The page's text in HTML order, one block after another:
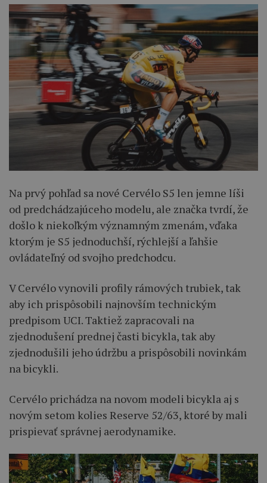
Na prvý pohľad sa nové Cervélo S5 len jemne líši
od predchádzajúceho modelu, ale značka tvrdí, že
došlo k niekoľkým významným zmenám, vďaka
ktorým je S5 jednoduchší, rýchlejší a ľahšie
ovládateľný od svojho predchodcu.
V Cervélo vynovili profily rámových trubiek, tak
aby ich prispôsobili najnovším technickým
predpisom UCI. Taktiež zapracovali na
zjednodušení prednej časti bicykla, tak aby
zjednodušili jeho údržbu a prispôsobili novinkám
na bicykli.
Cervélo prichádza na novom modeli bicykla aj s
novým setom kolies Reserve 52/63, ktoré by mali
prispievať správnej aerodynamike.